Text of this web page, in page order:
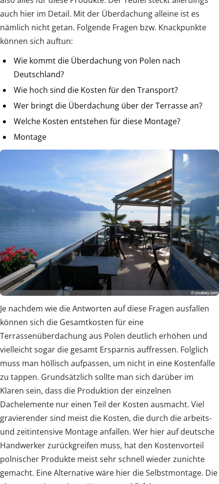
auch hier im Detail. Mit der Überdachung alleine ist es
nämlich nicht getan. Folgende Fragen bzw. Knackpunkte
können sich auftun:
Wie kommt die Überdachung von Polen nach
Deutschland?
Wie hoch sind die Kosten für den Transport?
Wer bringt die Überdachung über der Terrasse an?
Welche Kosten entstehen für diese Montage?
Montage
Je nachdem wie die Antworten auf diese Fragen ausfallen
können sich die Gesamtkosten für eine
Terrassenüberdachung aus Polen deutlich erhöhen und
vielleicht sogar die gesamt Ersparnis auffressen. Folglich
muss man höllisch aufpassen, um nicht in eine Kostenfalle
zu tappen. Grundsätzlich sollte man sich darüber im
Klaren sein, dass die Produktion der einzelnen
Dachelemente nur einen Teil der Kosten ausmacht. Viel
gravierender sind meist die Kosten, die durch die arbeits-
und zeitintensive Montage anfallen. Wer hier auf deutsche
Handwerker zurückgreifen muss, hat den Kostenvorteil
polnischer Produkte meist sehr schnell wieder zunichte
gemacht. Eine Alternative wäre hier die Selbstmontage. Die